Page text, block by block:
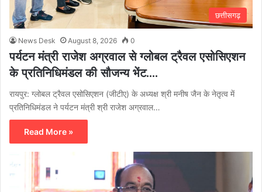
छत्तीसगढ़
News Desk August 8, 2026 0
पर्यटन मंत्री राजेश अग्रवाल से ग्लोबल ट्रैवल एसोसिएशन
के प्रतिनिधिमंडल की सौजन्य भेंट….
रायपुर: ग्लोबल ट्रैवल एसोसिएशन (जीटीए) के अध्यक्ष श्री मनीष जैन के नेतृत्व में
प्रतिनिधिमंडल ने पर्यटन मंत्री श्री राजेश अग्रवाल…
Read More »